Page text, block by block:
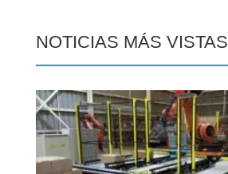
NOTICIAS MÁS VISTAS